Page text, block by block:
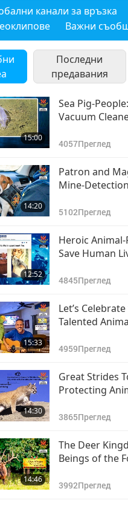
канали за връзка
Важни
Последни
предавания
15:00
Sea Pig-
Vacuum
4057Преглед
14:20
Patron and
Mine-
5102Преглед
12:52
Heroic
Save Human
4845Преглед
15:33
Let’s
Talented
4959Преглед
14:30
Great Strides
Protecting
3865Преглед
14:46
The Deer
Beings of the
3992Преглед